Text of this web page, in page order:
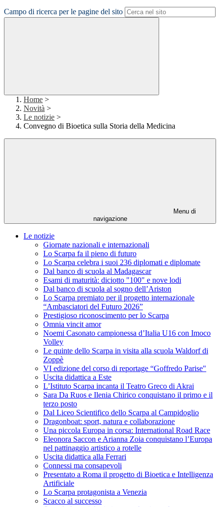
Campo di ricerca per le pagine del sito
Home >
Novità >
Le notizie >
Convegno di Bioetica sulla Storia della Medicina
Menu di
navigazione
Le notizie
Giornate nazionali e internazionali
Lo Scarpa fa il pieno di futuro
Lo Scarpa celebra i suoi 236 diplomati e diplomate
Dal banco di scuola al Madagascar
Esami di maturità: diciotto "100" e nove lodi
Dal banco di scuola al sogno dell’Ariston
Lo Scarpa premiato per il progetto internazionale
“Ambasciatori del Futuro 2026”
Prestigioso riconoscimento per lo Scarpa
Omnia vincit amor
Noemi Casonato campionessa d’Italia U16 con Imoco
Volley
Le quinte dello Scarpa in visita alla scuola Waldorf di
Zoppè
VI edizione del corso di reportage “Goffredo Parise"
Uscita didattica a Este
L’Istituto Scarpa incanta il Teatro Greco di Akrai
Sara Da Ruos e Ilenia Chirico conquistano il primo e il
terzo posto
Dal Liceo Scientifico dello Scarpa al Campidoglio
Dragonboat: sport, natura e collaborazione
Una piccola Europa in corsa: International Road Race
Eleonora Saccon e Arianna Zoia conquistano l’Europa
nel pattinaggio artistico a rotelle
Uscita didattica alla Ferrari
Connessi ma consapevoli
Presentato a Roma il progetto di Bioetica e Intelligenza
Artificiale
Lo Scarpa protagonista a Venezia
Scacco al successo